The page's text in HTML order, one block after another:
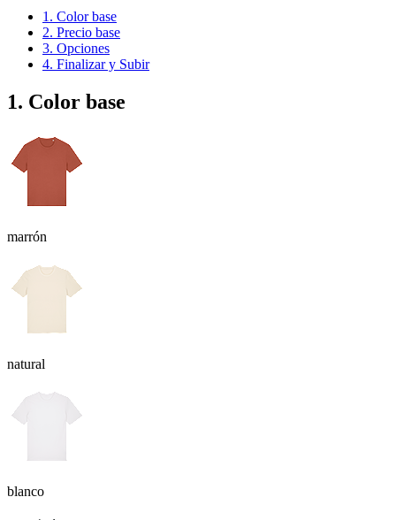
1. Color base
2. Precio base
3. Opciones
4. Finalizar y Subir
1. Color base
marrón
natural
blanco